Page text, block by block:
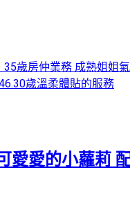
歲房仲業務 成熟姐姐
歲溫柔體貼的服務
愛愛的小蘿莉